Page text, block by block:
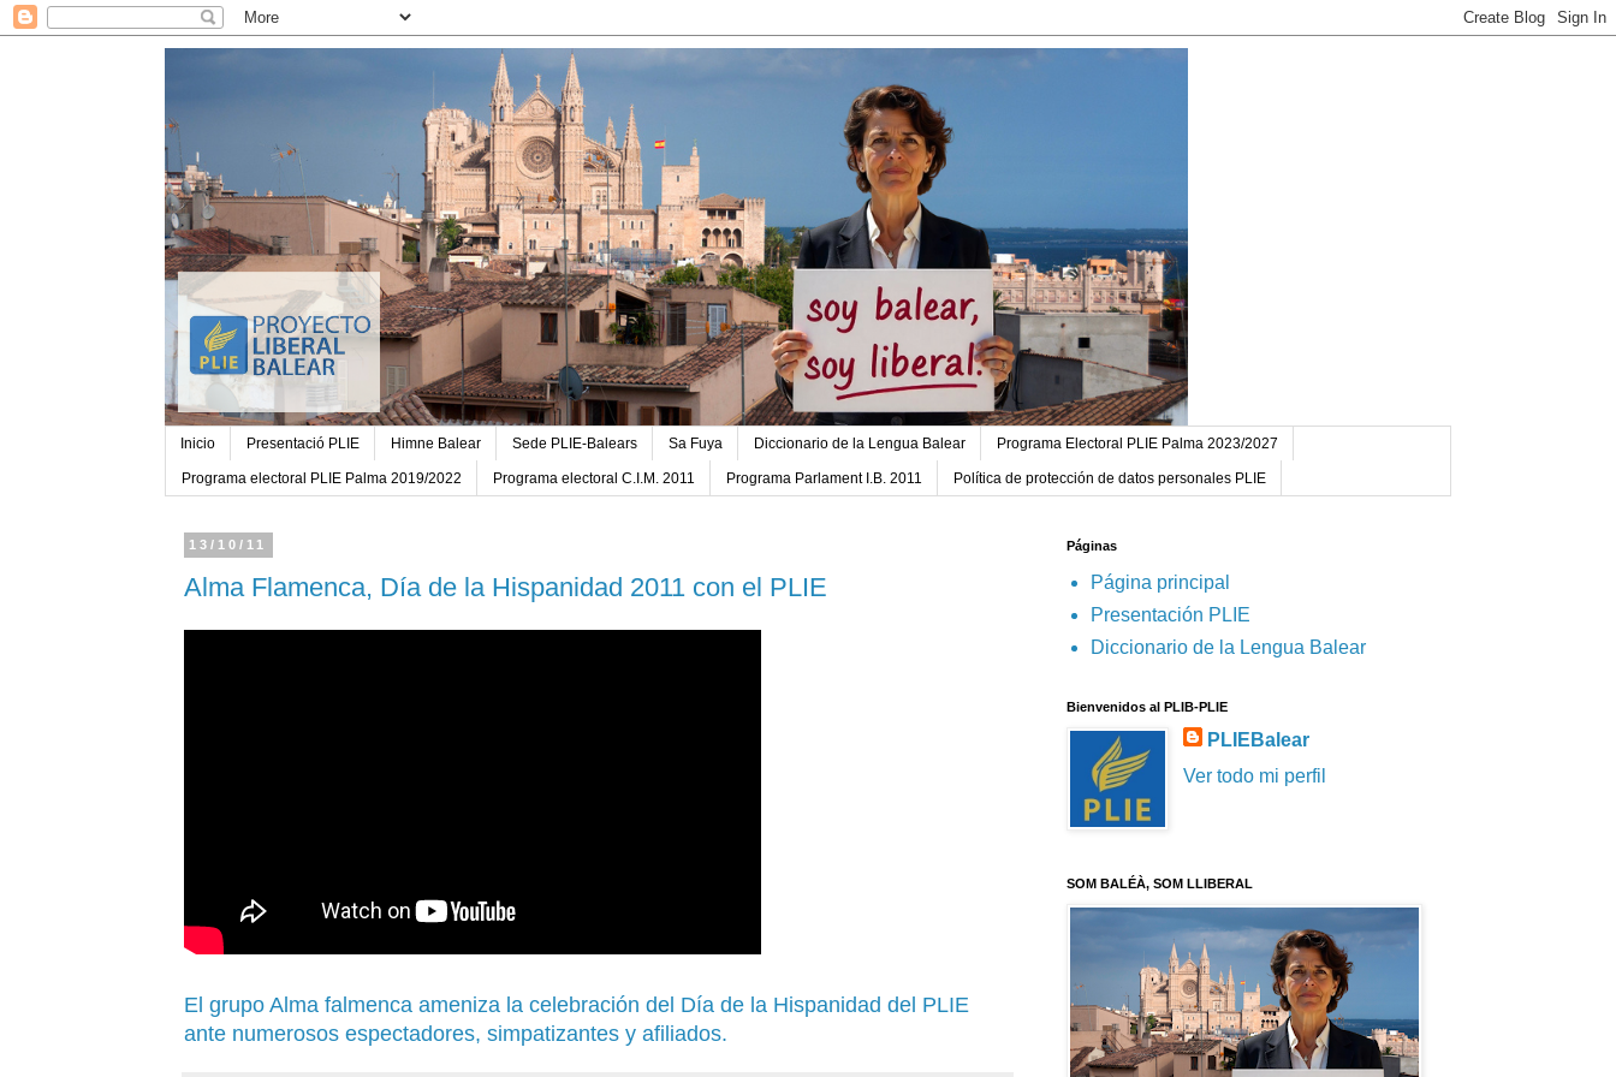
Inicio Presentació PLIE Himne Balear Sede PLIE-Balears Sa Fuya Diccionario de la Lengua Balear Programa Electoral PLIE Palma 2023/2027
Programa electoral PLIE Palma 2019/2022 Programa electoral C.I.M. 2011 Programa Parlament I.B. 2011 Política de protección de datos personales PLIE
13/10/11
Alma Flamenca, Día de la Hispanidad 2011 con el PLIE
El grupo Alma falmenca ameniza la celebración del Día de la Hispanidad del PLIE
ante numerosos espectadores, simpatizantes y afiliados.
Páginas
Página principal
Presentación PLIE
Diccionario de la Lengua Balear
Bienvenidos al PLIB-PLIE
PLIEBalear
Ver todo mi perfil
SOM BALÉÀ, SOM LLIBERAL